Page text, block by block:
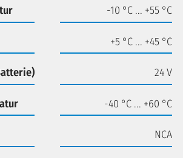
-10 °C ... +55 °C
+5 °C ... +45 °C
24 V
-40 °C ... +60 °C
NCA